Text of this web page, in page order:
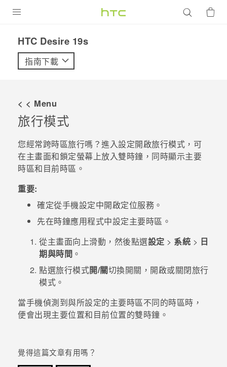
VIVE
配件
優惠專區
校園專案
企業採購
銷售通路
支援服務
VIVELAND
‎HTC Desire 19s‎
指南下載
< < Menu
旅行模式
您經常跨時區旅行嗎？進入設定開啟旅行模式 ，可
在主畫面和鎖定螢幕上放入雙時鐘，同時顯示主要
時區和目前時區。
重要:
確定從手機設定中開啟定位服務。
先在時鐘應用程式中設定主要時區。
從主畫面向上滑動，然後點選設定 > 系統 > 日
期與時間 。
點選旅行模式開/關切換開關，開啟或關閉旅行
模式。
當手機偵測到與所設定的主要時區不同的時區時，
便會出現主要位置和目前位置的雙時鐘。
覺得這篇文章有用嗎？